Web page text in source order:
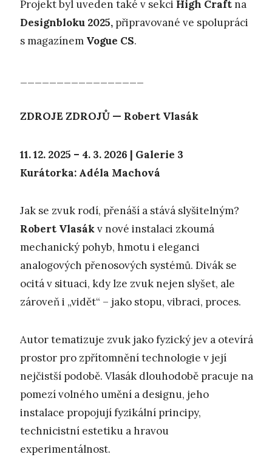
Projekt byl uveden také v sekci High Craftna
Designbloku 2025, připravované ve spolupráci
s magazínem Vogue CS.
ZDROJE ZDROJŮ — Robert Vlasák
11. 12. 2025 – 4. 3. 2026 | Galerie 3
Kurátorka: Adéla Machová
Jak se zvuk rodí, přenáší a stává slyšitelným?
Robert Vlasákv nové instalaci zkoumá
mechanický pohyb, hmotu i eleganci
analogových přenosových systémů. Divák se
ocitá v situaci, kdy lze zvuk nejen slyšet, ale
zároveň i „vidět“ – jako stopu, vibraci, proces.
Autor tematizuje zvuk jako fyzický jev a otevírá
prostor pro zpřítomnění technologie v její
nejčistší podobě. Vlasák dlouhodobě pracuje na
pomezí volného umění a designu, jeho
instalace propojují fyzikální principy,
technicistní estetiku a hravou
experimentálnost.